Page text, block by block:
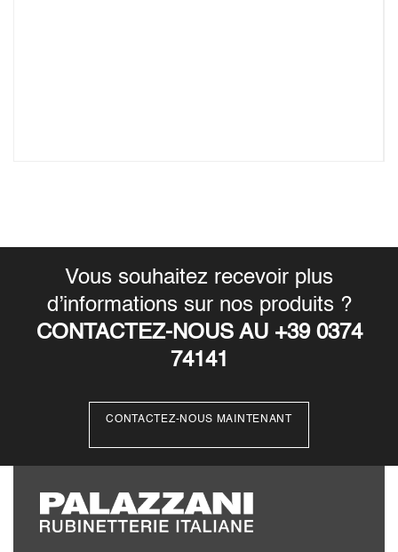
Vous souhaitez recevoir plus
d’informations sur nos produits ?
CONTACTEZ-NOUS AU +39 0374
74141
CONTACTEZ-NOUS MAINTENANT